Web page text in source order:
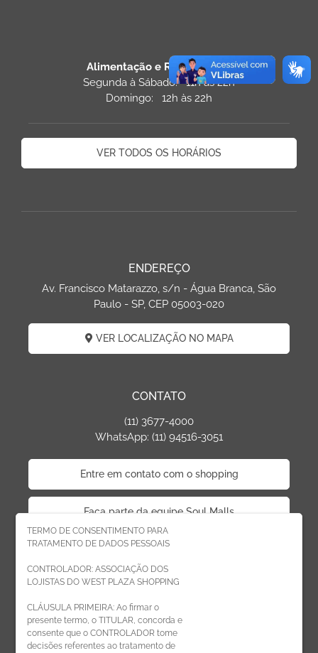
TERMO DE CONSENTIMENTO PARA
TRATAMENTO DE DADOS PESSOAIS
CONTROLADOR: ASSOCIAÇÃO DOS
LOJISTAS DO WEST PLAZA SHOPPING
CLÁUSULA PRIMEIRA: Ao firmar o
presente termo, o TITULAR, concorda e
consente que o CONTROLADOR tome
decisões referentes ao tratamento de
Alimentação e Restaurantes
Segunda à Sábado: 11h às 22h
Domingo: 12h às 22h
VER TODOS OS HORÁRIOS
ENDEREÇO
Av. Francisco Matarazzo, s/n - Água Branca, São
Paulo - SP, CEP 05003-020
VER LOCALIZAÇÃO NO MAPA
CONTATO
(11) 3677-4000
WhatsApp: (11) 94516-3051
Entre em contato com o shopping
Faça parte da equipe Soul Malls
Faça parte da equipe West Plaza
Politica de privacidade
Código de Ética de Parceiros